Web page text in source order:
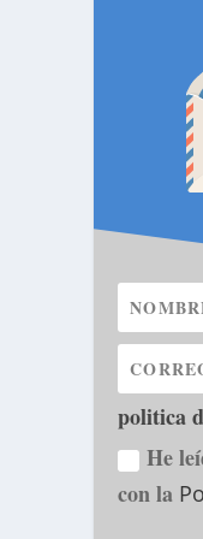
politica
He
con la